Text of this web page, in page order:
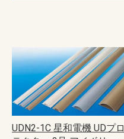
UDN2-1C 星和電機 UDプロ